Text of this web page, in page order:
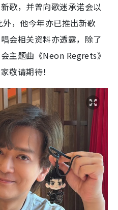
歌，并曾向歌迷承诺会以
，他今年亦已推出新歌
会相关资料亦透露，除了
主题曲《Neon Regrets》
敬请期待！